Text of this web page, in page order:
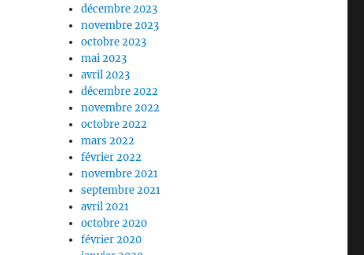
décembre 2023
novembre 2023
octobre 2023
mai 2023
avril 2023
décembre 2022
novembre 2022
octobre 2022
mars 2022
février 2022
novembre 2021
septembre 2021
avril 2021
octobre 2020
février 2020